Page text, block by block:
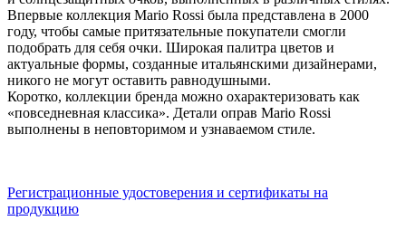
Впервые коллекция Mario Rossi была представлена в 2000
году, чтобы самые притязательные покупатели смогли
подобрать для себя очки. Широкая палитра цветов и
актуальные формы, созданные итальянскими дизайнерами,
никого не могут оставить равнодушными.
Коротко, коллекции бренда можно охарактеризовать как
«повседневная классика». Детали оправ Mario Rossi
выполнены в неповторимом и узнаваемом стиле.
Регистрационные удостоверения и сертификаты на
продукцию